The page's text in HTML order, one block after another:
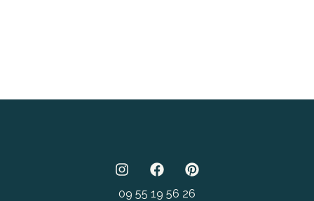
09 55 19 56 26